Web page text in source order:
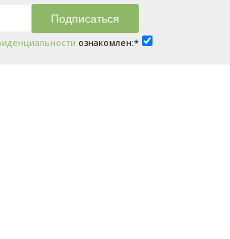
ознакомлен:*